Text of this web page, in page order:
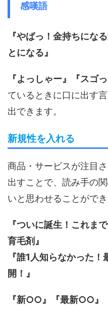
感嘆語
『やばっ！金持ちにな
とになる』
『よっしゃー』『スゴっ
ているときに口に出す
出できます。
新規性を入れる
商品・サービスが注目
出すことで、読み手の
いと思わせることができ
『ついに誕生！これま
育毛剤』
『誰1人知らなかった
開！』
『新○○』『最新○○』